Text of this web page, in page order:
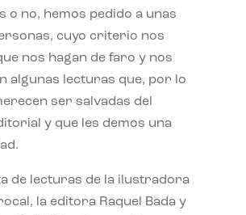
o no, hemos pedido a unas
cuyo criterio nos
nos hagan de faro y nos
algunas lecturas que, por lo
ser salvadas del
y que les demos una
de lecturas de la ilustradora
la editora Raquel Bada y